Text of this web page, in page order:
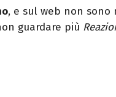
, e sul web non sono
guardare più